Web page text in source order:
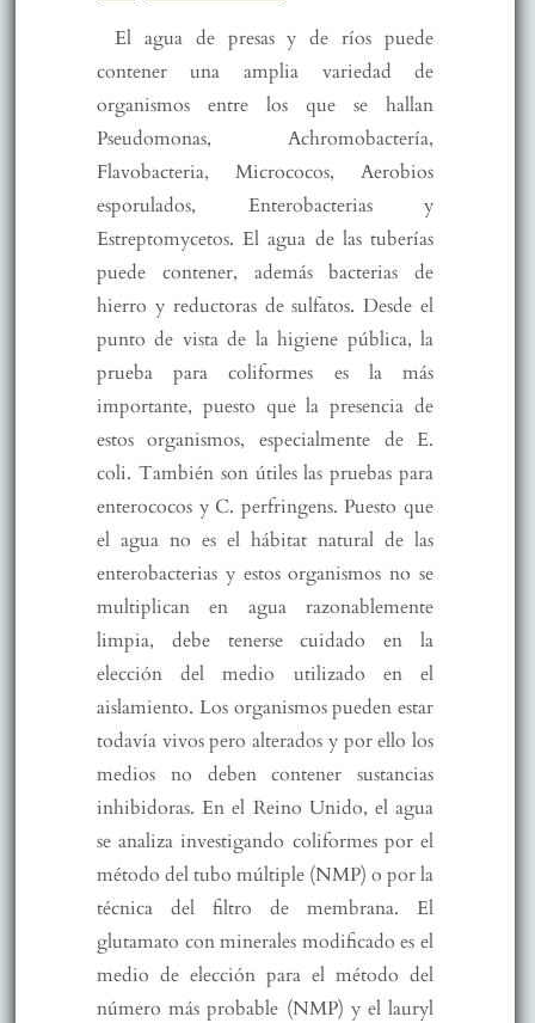
El agua de presas y de ríos puede
contener una amplia variedad de
organismos entre los que se hallan
Pseudomonas, Achromobactería,
Flavobacteria, Micrococos, Aerobios
esporulados, Enterobacterias y
Estreptomycetos. El agua de las tuberías
puede contener, además bacterias de
hierro y reductoras de sulfatos. Desde el
punto de vista de la higiene pública, la
prueba para coliformes es la más
importante, puesto que la presencia de
estos organismos, especialmente de E.
coli. También son útiles las pruebas para
enterococos y C. perfringens. Puesto que
el agua no es el hábitat natural de las
enterobacterias y estos organismos no se
multiplican en agua razonablemente
limpia, debe tenerse cuidado en la
elección del medio utilizado en el
aislamiento. Los organismos pueden estar
todavía vivos pero alterados y por ello los
medios no deben contener sustancias
inhibidoras. En el Reino Unido, el agua
se analiza investigando coliformes por el
método del tubo múltiple (NMP) o por la
técnica del filtro de membrana. El
glutamato con minerales modificado es el
medio de elección para el método del
número más probable (NMP) y el lauryl